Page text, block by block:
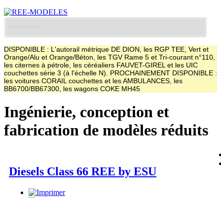
DISPONIBLE : L'autorail métrique DE DION, les RGP TEE, Vert et
Orange/Alu et Orange/Béton, les TGV Rame 5 et Tri-courant n°110,
les citernes à pétrole, les céréaliers FAUVET-GIREL et les UIC
couchettes série 3 (à l'échelle N). PROCHAINEMENT DISPONIBLE :
les voitures CORAIL couchettes et les AMBULANCES, les
BB6700/BB67300, les wagons COKE MH45
Ingénierie, conception et
fabrication de modèles réduits
Diesels Class 66 REE by ESU